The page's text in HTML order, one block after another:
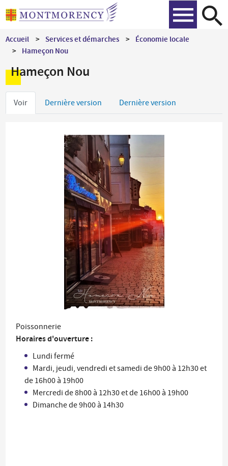
Aller
au
principal
Accueil Services et démarches
Économie locale
Hameçon Nou
Hameçon Nou
Onglets
Voir Dernière version Dernière version
Poissonnerie
Horaires d'ouverture :
Lundi fermé
Mardi, jeudi, vendredi et samedi de 9h00 à 12h30 et
de 16h00 à 19h00
Mercredi de 8h00 à 12h30 et de 16h00 à 19h00
Dimanche de 9h00 à 14h30